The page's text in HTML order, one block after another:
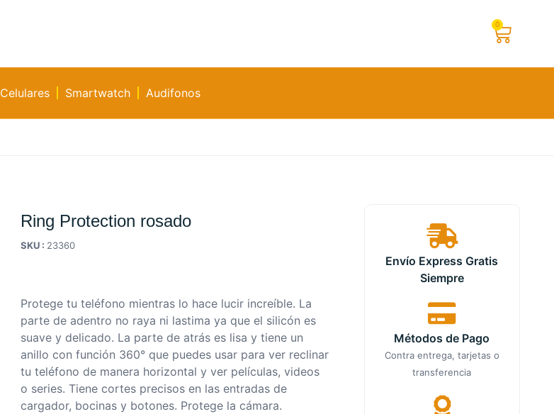
0
Celulares Smartwatch Audifonos
Ring Protection rosado
SKU : 23360
Protege tu teléfono mientras lo hace lucir increíble. La
parte de adentro no raya ni lastima ya que el silicón es
suave y delicado. La parte de atrás es lisa y tiene un
anillo con función 360° que puedes usar para ver reclinar
tu teléfono de manera horizontal y ver películas, videos
o series. Tiene cortes precisos en las entradas de
cargador, bocinas y botones. Protege la cámara.
Envío Express Gratis
Siempre
Métodos de Pago
Contra entrega, tarjetas o
transferencia